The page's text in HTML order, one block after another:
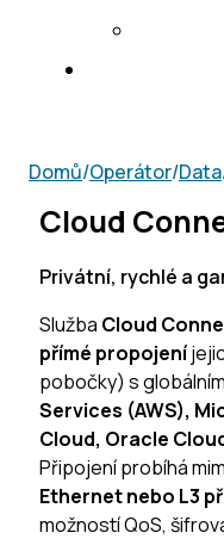
Domů/Operátor/Data
Cloud
Privátní, rychlé a
Služba Cloud
přímé propojení
pobočky) s
Services (AWS),
Cloud, Oracle
Připojení probíhá
Ethernet nebo L3
možností QoS,